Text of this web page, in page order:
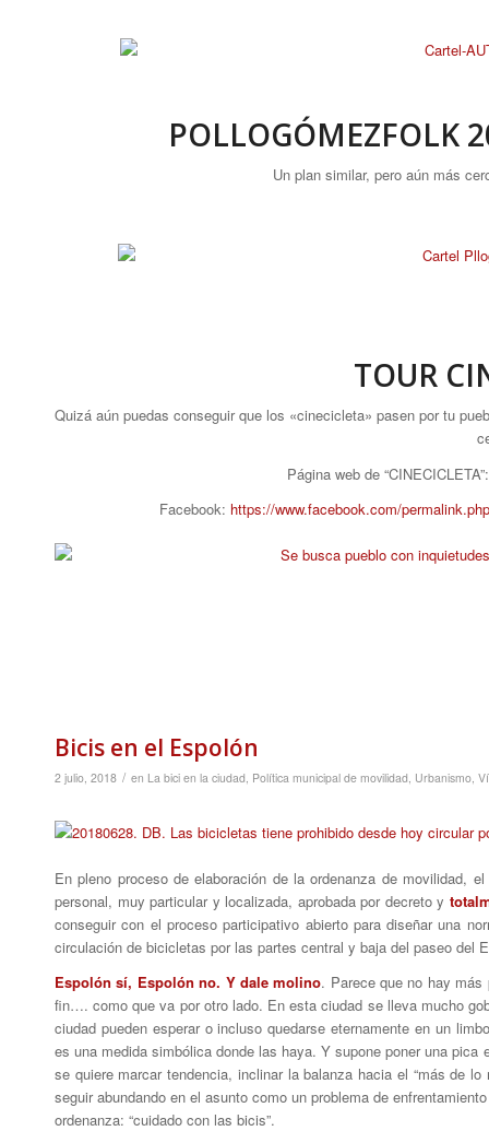
POLLOGÓMEZFOLK
Un plan similar, pero aún más
TOUR
Quizá aún puedas conseguir que los «cinecicleta» pasen por tu
Página web de
Facebook: https://www.facebook.com/
Bicis en el Espolón
2 julio, 2018 / en La bici en la ciudad Política municipal de movilidad Urbanismo
En pleno proceso de elaboración de la ordenanza de movilidad,
personal, muy particular y localizada, aprobada por decreto y
conseguir con el proceso participativo abierto para diseñar una
circulación de bicicletas por las partes central y baja del paseo del
Espolón sí, Espolón no. Y dale molino. Parece que no hay más
fin…. como que va por otro lado. En esta ciudad se lleva mucho
ciudad pueden esperar o incluso quedarse eternamente en un
es una medida simbólica donde las haya. Y supone poner una
se quiere marcar tendencia, inclinar la balanza hacia el “más de
seguir abundando en el asunto como un problema de
ordenanza: “cuidado con las bicis”.